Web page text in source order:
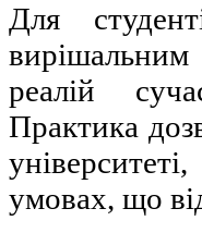
Для
реалій
Практика
умовах, що